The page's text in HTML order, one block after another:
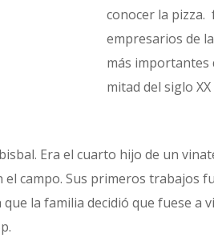
conocer la pizza.
empresarios de
más importantes
mitad del siglo
Era el cuarto hijo de un
campo. Sus primeros trabajos
la familia decidió que fuese a